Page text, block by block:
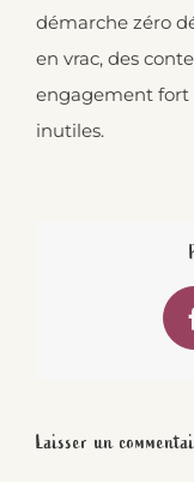
démarche zéro
en vrac, des
engagement fort
inutiles.
Laisser un